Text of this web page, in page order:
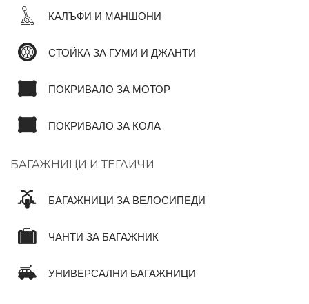
КАЛЪФИ И МАНШОНИ
СТОЙКА ЗА ГУМИ И ДЖАНТИ
ПОКРИВАЛО ЗА МОТОР
ПОКРИВАЛО ЗА КОЛА
БАГАЖНИЦИ И ТЕГЛИЧИ
БАГАЖНИЦИ ЗА ВЕЛОСИПЕДИ
ЧАНТИ ЗА БАГАЖНИК
УНИВЕРСАЛНИ БАГАЖНИЦИ